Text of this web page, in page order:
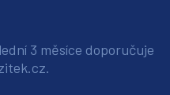
3 měsíce doporučuje